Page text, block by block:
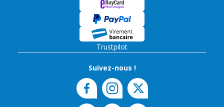
Trustpilot
Suivez-nous !